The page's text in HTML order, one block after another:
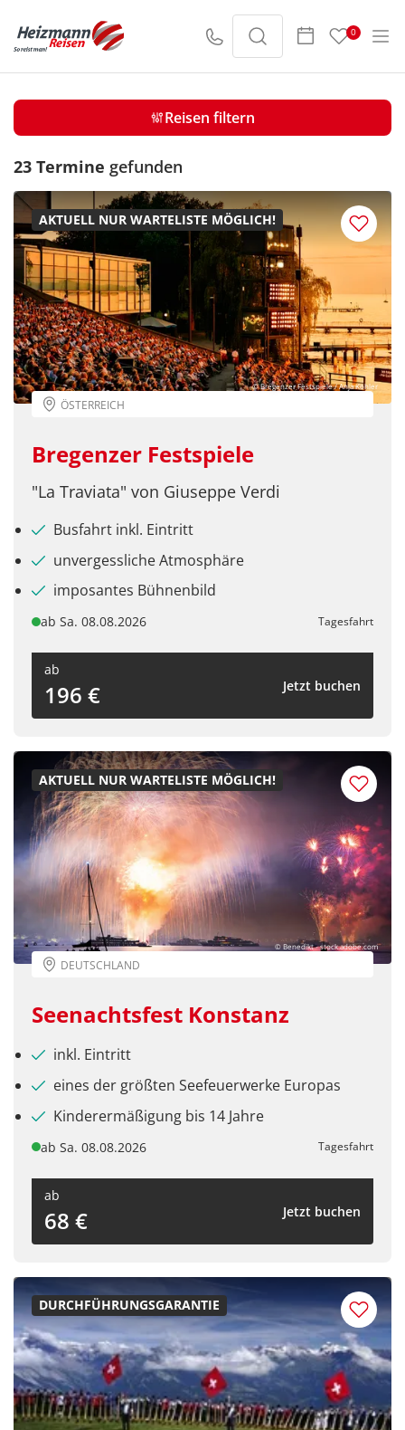
0
Suche verfeinern
Sortieren nach
Preis
20 3000
€ 20 € 3000
Dauer
Zielgebiet
Belgien (0)
Deutschland (11)
Estland
Finnland (0)
Frankreich (0)
Großbritannien (0)
Irland (0)
Italien (2)
Kroatien (0)
Lettland (0)
Litauen (0)
Malta (0)
Niederlande (0)
Polen (0)
Portugal (0)
Slowakei
Österreich
Reisen filtern
23 Termine gefunden
AKTUELL NUR WARTELISTE MÖGLICH!
© Bregenzer Festspiele / Anja Köhler
ÖSTERREICH
Bregenzer Festspiele
"La Traviata" von Giuseppe Verdi
Busfahrt inkl. Eintritt
unvergessliche Atmosphäre
imposantes Bühnenbild
ab Sa. 08.08.2026 Tagesfahrt
ab
196 € Jetzt buchen
AKTUELL NUR WARTELISTE MÖGLICH!
© Benedikt - stock.adobe.com
DEUTSCHLAND
Seenachtsfest Konstanz
inkl. Eintritt
eines der größten Seefeuerwerke Europas
Kinderermäßigung bis 14 Jahre
ab Sa. 08.08.2026 Tagesfahrt
ab
68 € Jetzt buchen
DURCHFÜHRUNGSGARANTIE